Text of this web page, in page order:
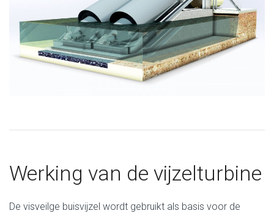
Werking van de vijzelturbine
De visveilge buisvijzel wordt gebruikt als basis voor de